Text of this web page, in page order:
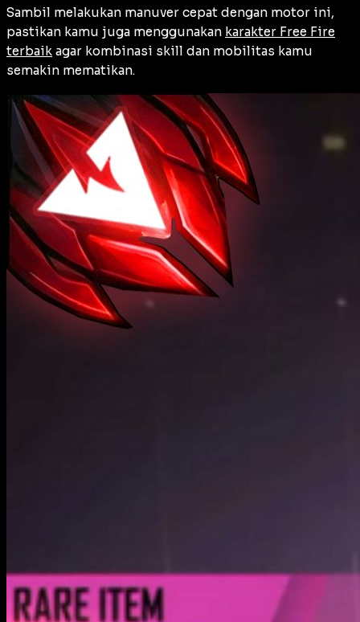
Sambil melakukan manuver cepat dengan motor ini,
pastikan kamu juga menggunakan karakter Free Fire
terbaik agar kombinasi skill dan mobilitas kamu
semakin mematikan.